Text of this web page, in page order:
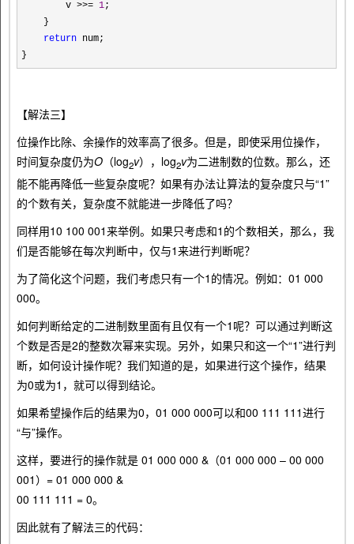
v >>= 1;
}
return num;
}
【解法三】
位操作比除、余操作的效率高了很多。但是，即使采用位操作，
时间复杂度仍为O （log2v），log2v为二进制数的位数。那么，还
能不能再降低一些复杂度呢？如果有办法让算法的复杂度只与“1”
的个数有关，复杂度不就能进一步降低了吗？
同样用10 100 001来举例。如果只考虑和1的个数相关，那么，我
们是否能够在每次判断中，仅与1来进行判断呢？
为了简化这个问题，我们考虑只有一个1的情况。例如：01 000
000。
如何判断给定的二进制数里面有且仅有一个1呢？可以通过判断这
个数是否是2的整数次幂来实现。另外，如果只和这一个“1”进行判
断，如何设计操作呢？我们知道的是，如果进行这个操作，结果
为0或为1，就可以得到结论。
如果希望操作后的结果为0，01 000 000可以和00 111 111进行
“与”操作。
这样，要进行的操作就是 01 000 000 &（01 000 000 – 00 000
001）= 01 000 000 &
00 111 111 = 0。
因此就有了解法三的代码：